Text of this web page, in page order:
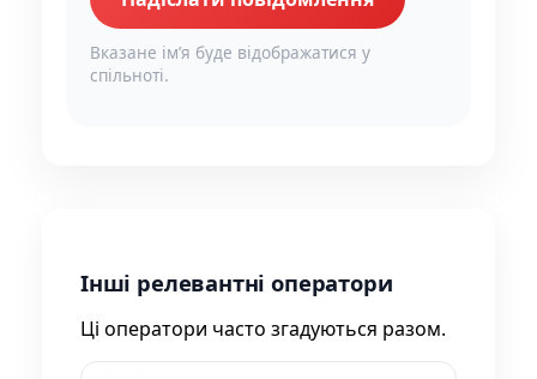
Вказане імʼя буде відображатися у
спільноті.
Інші релевантні оператори
Ці оператори часто згадуються разом.